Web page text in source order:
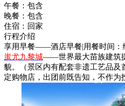
午餐： 包含
晚餐： 包含
住宿： 回家
行程介绍
享用早餐——酒店早餐|用餐时间：
蚩尤九黎城——世界最大苗族建筑
貌。（景区内有配套非遗工艺品及
定购物店，出团前既告知，不作为